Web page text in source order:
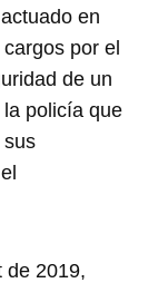
en
por el
de un
policía que
sus
de 2019,